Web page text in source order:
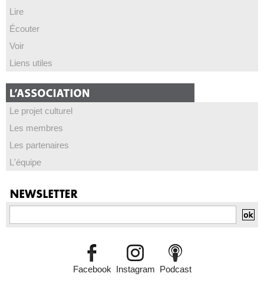
Lire
Écouter
Voir
Liens utiles
Le projet culturel
Les membres
Les partenaires
L'équipe
Facebook Instagram Podcast